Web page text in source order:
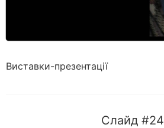
Виставки-презентації
Слайд #24